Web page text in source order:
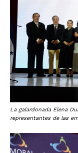
La galardonada Elena
representantes de las